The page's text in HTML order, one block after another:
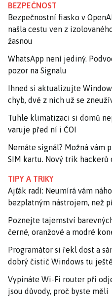
BEZPEČNOST
Bezpečnostní fiasko v
našla cestu ven z
žasnou
WhatsApp není jediný.
pozor na Signalu
Ihned si aktualizujte
chyb, dvě z nich už se
Tuhle klimatizaci si domů
varuje před ní i ČOI
Nemáte signál? Možná vám
SIM kartu. Nový trik hackerů
TIPY A TRIKY
Ajťák radí: Neumírá vám
bezplatným nástrojem, než
Poznejte tajemství
černé, oranžové a modré
Programátor si řekl dost a
dobrý čistič Windows tu
Vypínáte Wi-Fi router při
jsou důvody, proč byste měli